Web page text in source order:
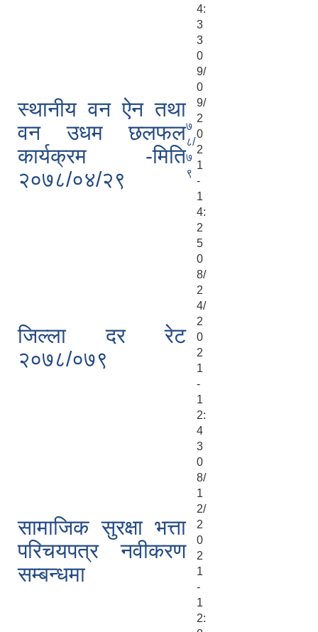
4:
3
3
स्थानीय वन ऐन तथा
वन उधम छलफल
कार्यक्रम -मिति
२०७८/०४/२९
७
८/
७
९
0
9/
0
9/
2
0
2
1
-
1
4:
2
5
जिल्ला दर रेट
२०७८/०७९
0
8/
2
4/
2
0
2
1
-
1
2:
4
3
सामाजिक सुरक्षा भत्ता
परिचयपत्र नवीकरण
सम्बन्धमा
0
8/
1
2/
2
0
2
1
-
1
2: